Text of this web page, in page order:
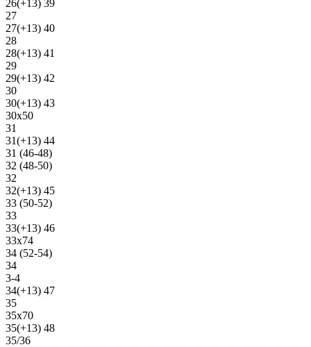
26(+13) 39
27
27(+13) 40
28
28(+13) 41
29
29(+13) 42
30
30(+13) 43
30х50
31
31(+13) 44
31 (46-48)
32 (48-50)
32
32(+13) 45
33 (50-52)
33
33(+13) 46
33х74
34 (52-54)
34
3-4
34(+13) 47
35
35х70
35(+13) 48
35/36